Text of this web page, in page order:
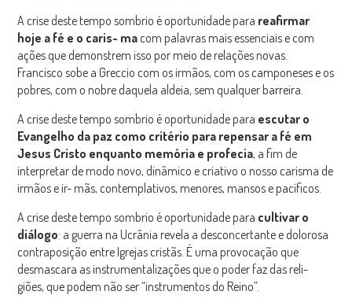
A crise deste tempo sombrio é oportunidade para reafirmar
hoje a fé e o caris- ma com palavras mais essenciais e com
ações que demonstrem isso por meio de relações novas.
Francisco sobe a Greccio com os irmãos, com os camponeses e os
pobres, com o nobre daquela aldeia, sem qualquer barreira.
A crise deste tempo sombrio é oportunidade para escutar o
Evangelho da paz como critério para repensar a fé em
Jesus Cristo enquanto memória e profecia, a fim de
interpretar de modo novo, dinâmico e criativo o nosso carisma de
irmãos e ir- mãs, contemplativos, menores, mansos e pacíficos.
A crise deste tempo sombrio é oportunidade para cultivar o
diálogo: a guerra na Ucrânia revela a desconcertante e dolorosa
contraposição entre Igrejas cristãs. É uma provocação que
desmascara as instrumentalizações que o poder faz das reli-
giões, que podem não ser “instrumentos do Reino”.